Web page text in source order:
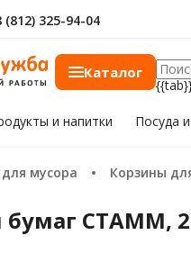
(812) 325-94-04
Каталог
и напитки Посуда
для мусора Корзины
СТАММ,